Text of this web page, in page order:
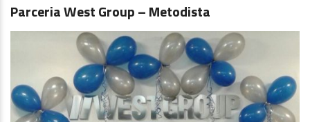
Parceria West Group – Metodista